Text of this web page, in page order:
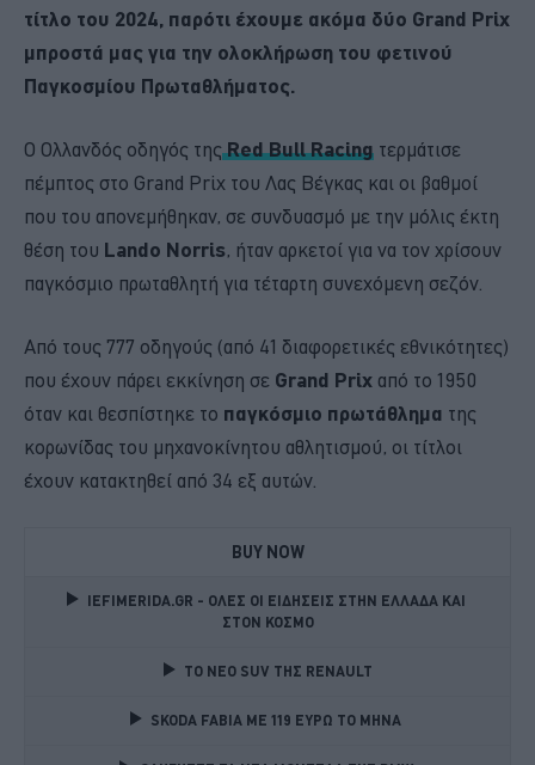
τίτλο του 2024, παρότι έχουμε ακόμα δύο Grand Prix
μπροστά μας για την ολοκλήρωση του φετινού
Παγκοσμίου Πρωταθλήματος.
Ο Ολλανδός οδηγός τηςRed Bull Racing τερμάτισε
πέμπτος στο Grand Prix του Λας Βέγκας και οι βαθμοί
που του απονεμήθηκαν, σε συνδυασμό με την μόλις έκτη
θέση του Lando Norris, ήταν αρκετοί για να τον χρίσουν
παγκόσμιο πρωταθλητή για τέταρτη συνεχόμενη σεζόν.
Από τους 777 οδηγούς (από 41 διαφορετικές εθνικότητες)
που έχουν πάρει εκκίνηση σε Grand Prix από το 1950
όταν και θεσπίστηκε το παγκόσμιο πρωτάθλημα της
κορωνίδας του μηχανοκίνητου αθλητισμού, οι τίτλοι
έχουν κατακτηθεί από 34 εξ αυτών.
BUY NOW
IEFIMERIDA.GR - ΟΛΕΣ ΟΙ ΕΙΔΗΣΕΙΣ ΣΤΗΝ ΕΛΛΑΔΑ ΚΑΙ
ΣΤΟΝ ΚΟΣΜΟ
TO NEO SUV ΤΗΣ RENAULT
SKODA FABIA ME 119 ΕΥΡΩ ΤΟ ΜΗΝΑ